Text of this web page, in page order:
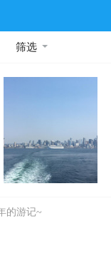
筛选
的游记~